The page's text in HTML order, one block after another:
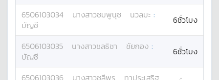
6506103034 นางสาวชมพูนุช นวลมะ :
บัญชี
6ชั่วโมง
6506103035 นางสาวชลธิชา ชัยกอง :
บัญชี
6ชั่วโมง
6506103036 นางสาวชุลีพร
ทาประเสริฐ